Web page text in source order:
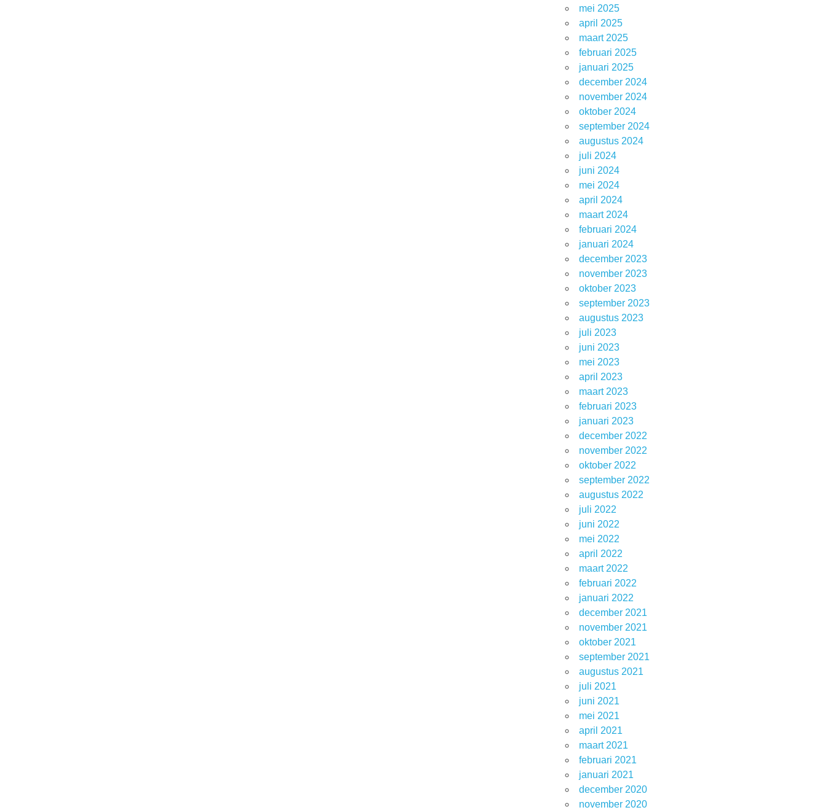
mei 2025
april 2025
maart 2025
februari 2025
januari 2025
december 2024
november 2024
oktober 2024
september 2024
augustus 2024
juli 2024
juni 2024
mei 2024
april 2024
maart 2024
februari 2024
januari 2024
december 2023
november 2023
oktober 2023
september 2023
augustus 2023
juli 2023
juni 2023
mei 2023
april 2023
maart 2023
februari 2023
januari 2023
december 2022
november 2022
oktober 2022
september 2022
augustus 2022
juli 2022
juni 2022
mei 2022
april 2022
maart 2022
februari 2022
januari 2022
december 2021
november 2021
oktober 2021
september 2021
augustus 2021
juli 2021
juni 2021
mei 2021
april 2021
maart 2021
februari 2021
januari 2021
december 2020
november 2020